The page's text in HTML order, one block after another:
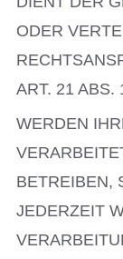
ODER
ART. 21 ABS.
WERDEN
BETREIBEN,
JEDERZEIT